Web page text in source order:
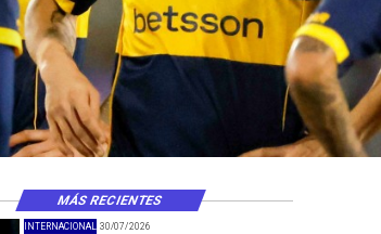
30/07/2026
INTERNACIONAL
MÁS RECIENTES